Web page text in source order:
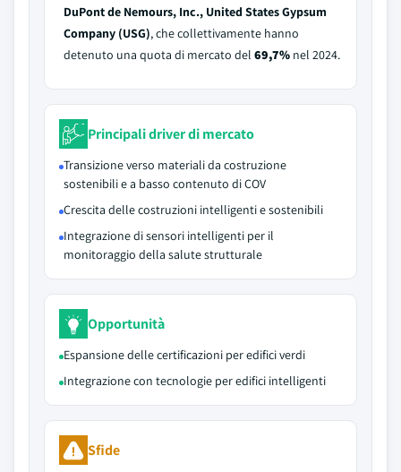
DuPont de Nemours, Inc., United States Gypsum
Company (USG), che collettivamente hanno
detenuto una quota di mercato del 69,7% nel 2024.
Principali driver di mercato
Transizione verso materiali da costruzione
sostenibili e a basso contenuto di COV
Crescita delle costruzioni intelligenti e sostenibili
Integrazione di sensori intelligenti per il
monitoraggio della salute strutturale
Opportunità
Espansione delle certificazioni per edifici verdi
Integrazione con tecnologie per edifici intelligenti
Sfide